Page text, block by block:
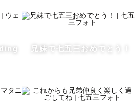
げします。
ーー
兄妹で七五三おめでとう！